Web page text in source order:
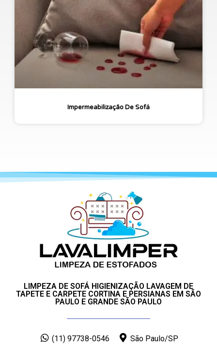
Impermeabilização De Sofá
LIMPEZA DE SOFÁ HIGIENIZAÇÃO LAVAGEM DE
TAPETE E CARPETE CORTINA E PERSIANAS EM SÃO
PAULO E GRANDE SÃO PAULO
(11) 97738-0546 São Paulo/SP